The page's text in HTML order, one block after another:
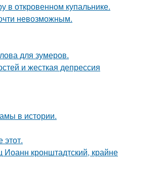
в откровенном купальнике.
невозможным.
для зумеров.
и жесткая депрессия
в истории.
этот.
кронштадтский, крайне